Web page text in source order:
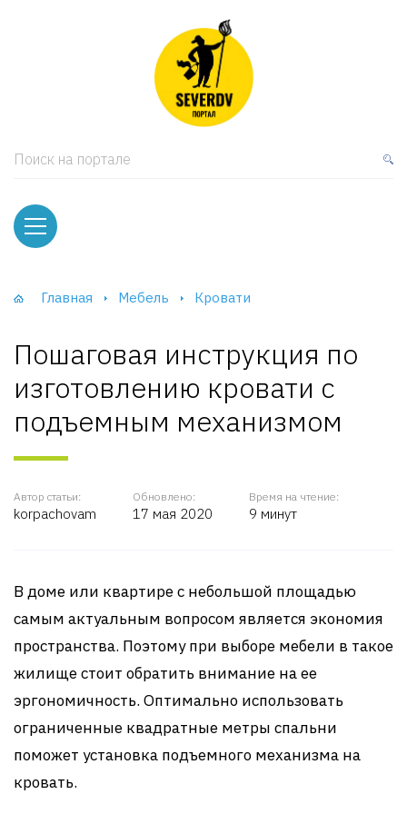
Поиск на портале
Главная Мебель Кровати
Пошаговая инструкция по
изготовлению кровати с
подъемным механизмом
Автор статьи:
korpachovam
Обновлено:
17 мая 2020
Время на чтение:
9 минут
В доме или квартире с небольшой площадью
самым актуальным вопросом является экономия
пространства. Поэтому при выборе мебели в такое
жилище стоит обратить внимание на ее
эргономичность. Оптимально использовать
ограниченные квадратные метры спальни
поможет установка подъемного механизма на
кровать.
и тумбы